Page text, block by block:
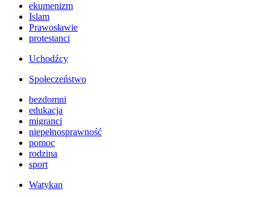
ekumenizm
Islam
Prawosławie
protestanci
Uchodźcy
Społeczeństwo
bezdomni
edukacja
migranci
niepełnosprawność
pomoc
rodzina
sport
Watykan